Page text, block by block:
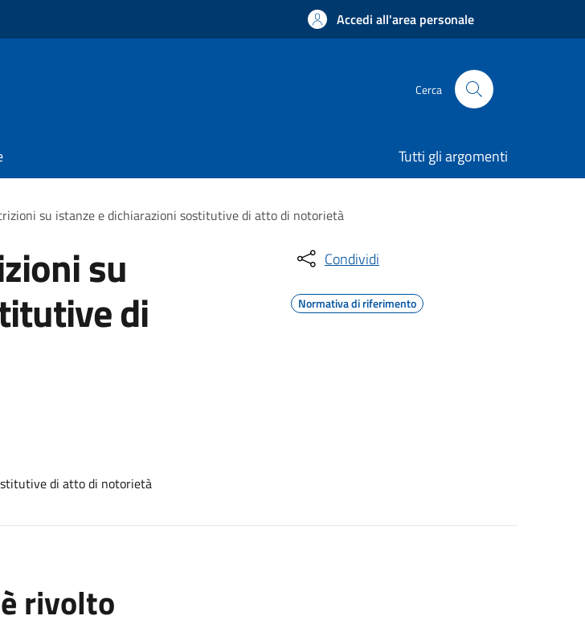
Accedi all'area personale
Cerca
Tutti gli argomenti
su istanze e dichiarazioni sostitutive di atto di notorietà
su
di
di atto di notorietà
Condividi
Normativa di riferimento
rivolto